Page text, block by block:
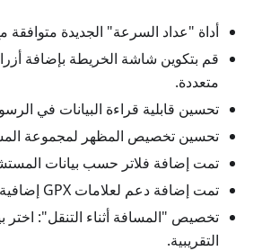
أداة "عداد السرعة" الجديدة متوافقة
قم بتكوين شاشة الخريطة بإضافة
متعددة.
تحسين قابلية قراءة البيانات في
تحسين تخصيص المظهر لمجموعة
تمت إضافة فلاتر حسب بيانات
تمت إضافة دعم لعلامات GPX إضافية.
تخصيص "المسافة أثناء التنقل": اختر
التقريبية.